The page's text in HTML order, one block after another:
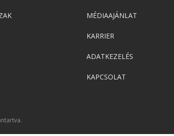
MÉDIAAJÁNLAT
KARRIER
ADATKEZELÉS
KAPCSOLAT